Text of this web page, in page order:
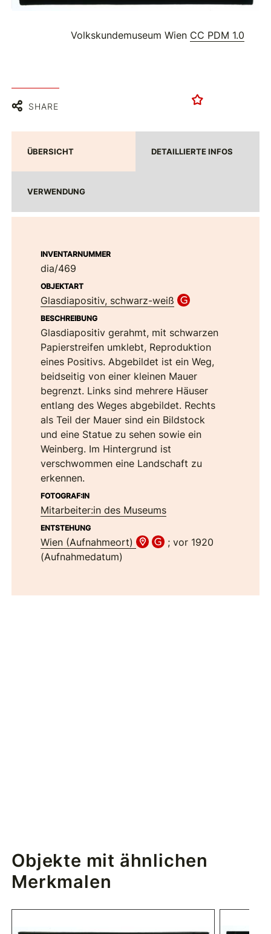
Volkskundemuseum Wien CC PDM 1.0
SHARE
ÜBERSICHT DETAILLIERTE INFOS
VERWENDUNG
INVENTARNUMMER
dia/469
OBJEKTART
Glasdiapositiv, schwarz-weiß
BESCHREIBUNG
Glasdiapositiv gerahmt, mit schwarzen
Papierstreifen umklebt, Reproduktion
eines Positivs. Abgebildet ist ein Weg,
beidseitig von einer kleinen Mauer
begrenzt. Links sind mehrere Häuser
entlang des Weges abgebildet. Rechts
als Teil der Mauer sind ein Bildstock
und eine Statue zu sehen sowie ein
Weinberg. Im Hintergrund ist
verschwommen eine Landschaft zu
erkennen.
FOTOGRAF:IN
Mitarbeiter:in des Museums
ENTSTEHUNG
Wien (Aufnahmeort)
; vor 1920
(Aufnahmedatum)
Objekte mit ähnlichen
Merkmalen